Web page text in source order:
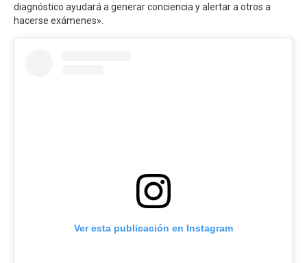
diagnóstico ayudará a generar conciencia y alertar a otros a
hacerse exámenes».
Ver esta publicación en Instagram